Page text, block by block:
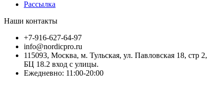
Рассылка
Наши контакты
+7-916-627-64-97
info@nordicpro.ru
115093, Москва, м. Тульская, ул. Павловская 18, стр 2,
БЦ 18.2 вход с улицы.
Ежедневно: 11:00-20:00